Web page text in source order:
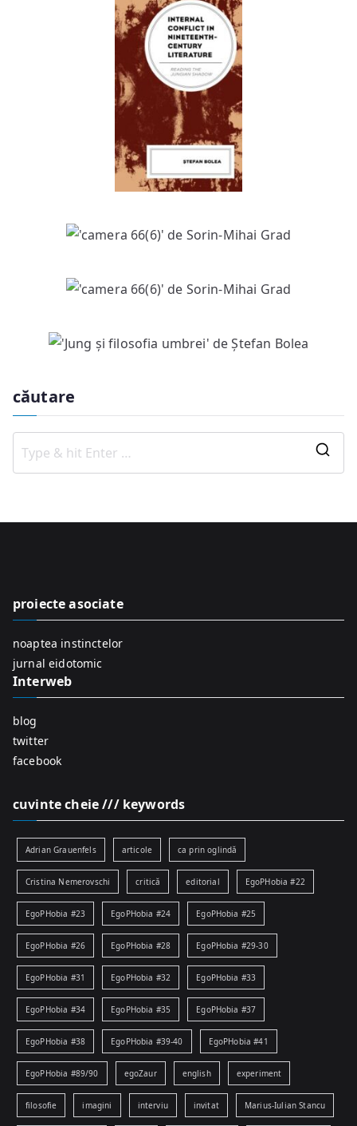
căutare
o
proiecte asociate
noaptea instinctelor
jurnal eidotomic
Interweb
blog
twitter
facebook
cuvinte cheie /// keywords
Adrian Grauenfels articole ca prin oglindă
Cristina Nemerovschi critică editorial EgoPHobia #22
EgoPHobia #23 EgoPHobia #24 EgoPHobia #25
EgoPHobia #26 EgoPHobia #28 EgoPHobia #29-30
EgoPHobia #31 EgoPHobia #32 EgoPHobia #33
EgoPHobia #34 EgoPHobia #35 EgoPHobia #37
EgoPHobia #38 EgoPHobia #39-40 EgoPHobia #41
EgoPHobia #89/90 egoZaur english experiment
filosofie imagini interviu invitat Marius-Iulian Stancu